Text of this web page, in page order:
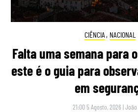
CIÊNCIA , NACIONAL
Falta uma semana para
este é o guia para
em
21:00 5 Agosto, 2026 |